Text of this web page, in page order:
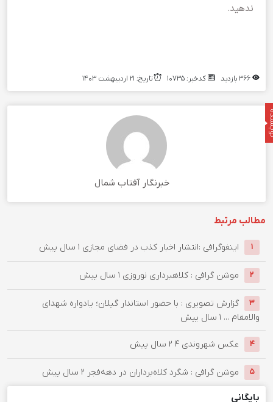
ندهید.
کدخبر: ۱۰۷۳۵ تاریخ: ۲۱ اردیبهشت ۱۴۰۳
خبرنگار آفتاب شمال
مطالب مرتبط
۱ اینفوگرافی :انتشار اخبار کذب در فضای مجازی ۱ سال پیش
۲ موشن گرافی : کلاهبرداری نوروزی ۱ سال پیش
۳
گزارش تصویری : با حضور استاندار گیلان؛ یادواره شهدای
والامقام ... ۱ سال پیش
۴ عکس شهروندی ۴ ۲ سال پیش
۵ موشن گرافی : شگرد کلاه‌برداران در دهه‌فجر ۲ سال پیش
بایگانی